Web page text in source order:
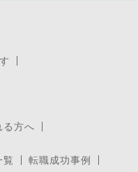
る方へ
覧
転職成功事例